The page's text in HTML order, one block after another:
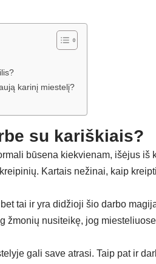
karinį miestelį?
su kariškiais?
būsena kiekvienam, išėjus iš
Kartais nežinai, kaip
tai ir yra didžioji šio darbo
žmonių nusiteikę, jog
gali save atrasi. Taip pat ir